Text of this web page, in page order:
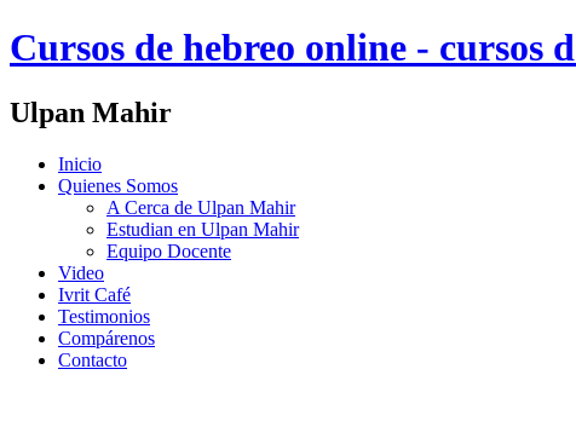
Cursos de hebreo online - cursos
Ulpan Mahir
Inicio
Quienes Somos
A Cerca de Ulpan Mahir
Estudian en Ulpan Mahir
Equipo Docente
Video
Ivrit Café
Testimonios
Compárenos
Contacto